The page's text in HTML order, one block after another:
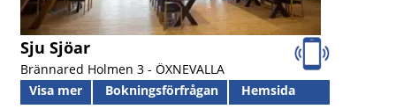
Sju Sjöar
Brännared Holmen 3 - ÖXNEVALLA
Visa mer
Bokningsförfrågan
Hemsida